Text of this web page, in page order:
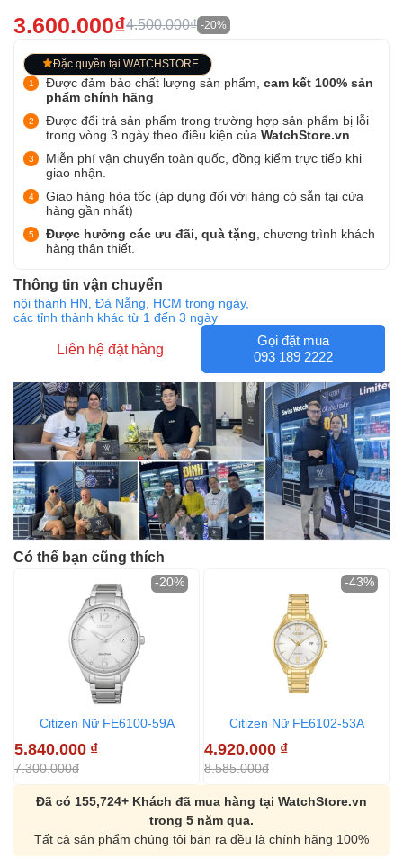
3.600.000₫4.500.000₫ -20%
Đặc quyền tại WATCHSTORE
Được đảm bảo chất lượng sản phẩm, cam kết 100% sản
phẩm chính hãng
Được đổi trả sản phẩm trong trường hợp sản phẩm bị lỗi
trong vòng 3 ngày theo điều kiện của WatchStore.vn
Miễn phí vận chuyển toàn quốc, đồng kiểm trực tiếp khi
giao nhận.
Giao hàng hỏa tốc (áp dụng đối với hàng có sẵn tại cửa
hàng gần nhất)
Được hưởng các ưu đãi, quà tặng , chương trình khách
hàng thân thiết.
Thông tin vận chuyển
nội thành HN, Đà Nẵng, HCM trong ngày,
các tỉnh thành khác từ 1 đến 3 ngày
Liên hệ đặt hàng
Gọi đặt mua
093 189 2222
Có thể bạn cũng thích
Citizen Nữ FE6100-59A
5.840.000 ₫
7.300.000đ
-20%
Citizen Nữ FE6102-53A
4.920.000 ₫
8.585.000đ
-43%
Đã có 155,724+ Khách đã mua hàng tại WatchStore.vn
trong 5 năm qua.
Tất cả sản phẩm chúng tôi bán ra đều là chính hãng 100%